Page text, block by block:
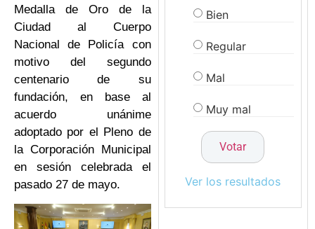
Medalla de Oro de la
Ciudad al Cuerpo
Nacional de Policía con
motivo del segundo
centenario de su
fundación, en base al
acuerdo unánime
adoptado por el Pleno de
la Corporación Municipal
en sesión celebrada el
pasado 27 de mayo.
Bien
Regular
Mal
Muy mal
Ver los resultados